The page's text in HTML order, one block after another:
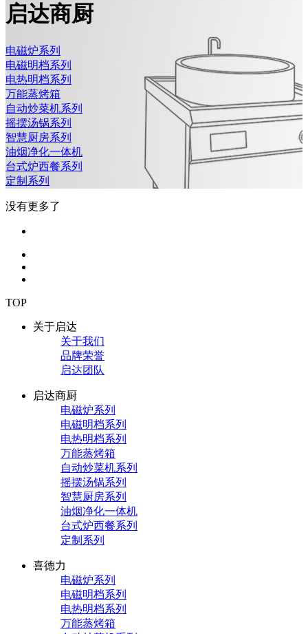
启达商厨
电磁炉系列
电磁明档系列
电热明档系列
万能蒸烤箱
自动炒菜机系列
摇摆汤锅系列
智慧厨房系列
油烟净化一体机
台式炉西餐系列
定制系列
没有更多了
TOP
关于启达
关于我们
品牌荣誉
启达团队
启达商厨
电磁炉系列
电磁明档系列
电热明档系列
万能蒸烤箱
自动炒菜机系列
摇摆汤锅系列
智慧厨房系列
油烟净化一体机
台式炉西餐系列
定制系列
喜德力
电磁炉系列
电磁明档系列
电热明档系列
万能蒸烤箱